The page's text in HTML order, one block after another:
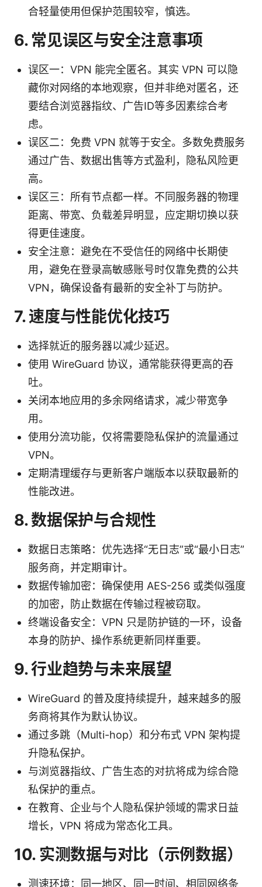
合轻量使用但保护范围较窄，慎选。
6. 常见误区与安全注意事项
误区一：VPN 能完全匿名。其实 VPN 可以隐
藏你对网络的本地观察，但并非绝对匿名，还
要结合浏览器指纹、广告ID等多因素综合考
虑。
误区二：免费 VPN 就等于安全。多数免费服务
通过广告、数据出售等方式盈利，隐私风险更
高。
误区三：所有节点都一样。不同服务器的物理
距离、带宽、负载差异明显，应定期切换以获
得更佳速度。
安全注意：避免在不受信任的网络中长期使
用，避免在登录高敏感账号时仅靠免费的公共
VPN，确保设备有最新的安全补丁与防护。
7. 速度与性能优化技巧
选择就近的服务器以减少延迟。
使用 WireGuard 协议，通常能获得更高的吞
吐。
关闭本地应用的多余网络请求，减少带宽争
用。
使用分流功能，仅将需要隐私保护的流量通过
VPN。
定期清理缓存与更新客户端版本以获取最新的
性能改进。
8. 数据保护与合规性
数据日志策略：优先选择“无日志”或“最小日志”
服务商，并定期审计。
数据传输加密：确保使用 AES-256 或类似强度
的加密，防止数据在传输过程被窃取。
终端设备安全：VPN 只是防护链的一环，设备
本身的防护、操作系统更新同样重要。
9. 行业趋势与未来展望
WireGuard 的普及度持续提升，越来越多的服
务商将其作为默认协议。
通过多跳（Multi-hop）和分布式 VPN 架构提
升隐私保护。
与浏览器指纹、广告生态的对抗将成为综合隐
私保护的重点。
在教育、企业与个人隐私保护领域的需求日益
增长，VPN 将成为常态化工具。
10. 实测数据与对比（示例数据）
测速环境：同一地区、同一时间、相同网络条